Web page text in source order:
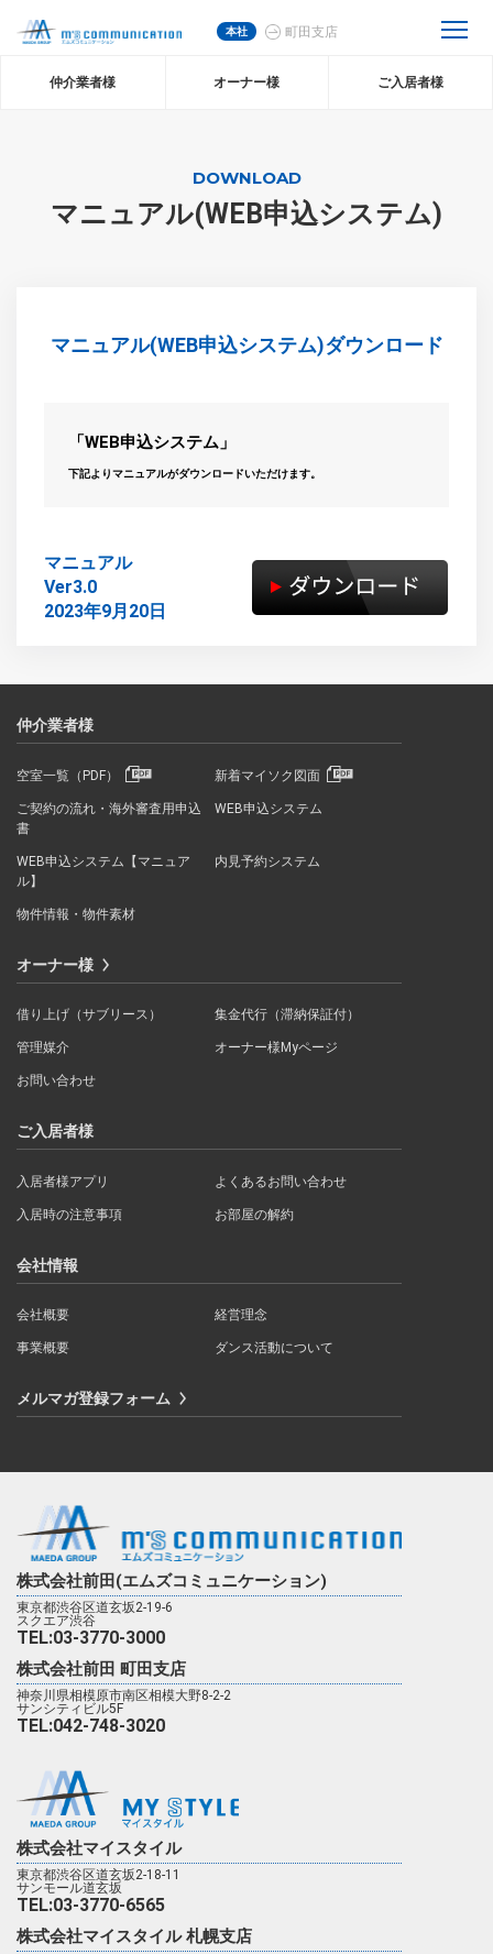
本社 町田支店
仲介業者様 オーナー様 ご入居者様
DOWNLOAD
マニュアル(WEB申込システム)
マニュアル(WEB申込システム)ダウンロード
「WEB申込システム」
下記よりマニュアルがダウンロードいただけます。
マニュアル
Ver3.0
2023年9月20日
仲介業者様
空室一覧（PDF） 新着マイソク図面
ご契約の流れ・海外審査用申込
書
WEB申込システム
WEB申込システム【マニュア
ル】
内見予約システム
物件情報・物件素材
オーナー様
借り上げ（サブリース） 集金代行（滞納保証付）
管理媒介 オーナー様Myページ
お問い合わせ
ご入居者様
入居者様アプリ よくあるお問い合わせ
入居時の注意事項 お部屋の解約
会社情報
会社概要 経営理念
事業概要 ダンス活動について
メルマガ登録フォーム
株式会社前田(エムズコミュニケーション)
東京都渋谷区道玄坂2-19-6
スクエア渋谷
TEL:03-3770-3000
株式会社前田 町田支店
神奈川県相模原市南区相模大野8-2-2
サンシティビル5F
TEL:042-748-3020
株式会社マイスタイル
東京都渋谷区道玄坂2-18-11
サンモール道玄坂
TEL:03-3770-6565
株式会社マイスタイル 札幌支店